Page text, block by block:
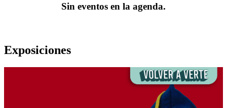
Sin eventos en la agenda.
Exposiciones